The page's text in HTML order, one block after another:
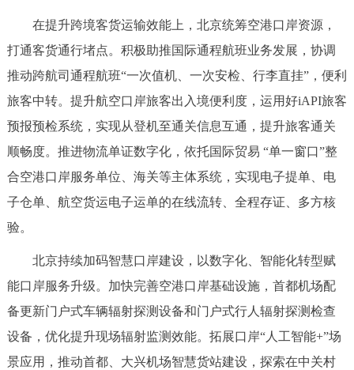
在提升跨境客货运输效能上，北京统筹空港口岸资源，
打通客货通行堵点。积极助推国际通程航班业务发展，协调
推动跨航司通程航班“一次值机、一次安检、行李直挂”，便利
旅客中转。提升航空口岸旅客出入境便利度，运用好iAPI旅客
预报预检系统，实现从登机至通关信息互通，提升旅客通关
顺畅度。推进物流单证数字化，依托国际贸易 “单一窗口”整
合空港口岸服务单位、海关等主体系统，实现电子提单、电
子仓单、航空货运电子运单的在线流转、全程存证、多方核
验。
北京持续加码智慧口岸建设，以数字化、智能化转型赋
能口岸服务升级。加快完善空港口岸基础设施，首都机场配
备更新门户式车辆辐射探测设备和门户式行人辐射探测检查
设备，优化提升现场辐射监测效能。拓展口岸“人工智能+”场
景应用，推动首都、大兴机场智慧货站建设，探索在中关村